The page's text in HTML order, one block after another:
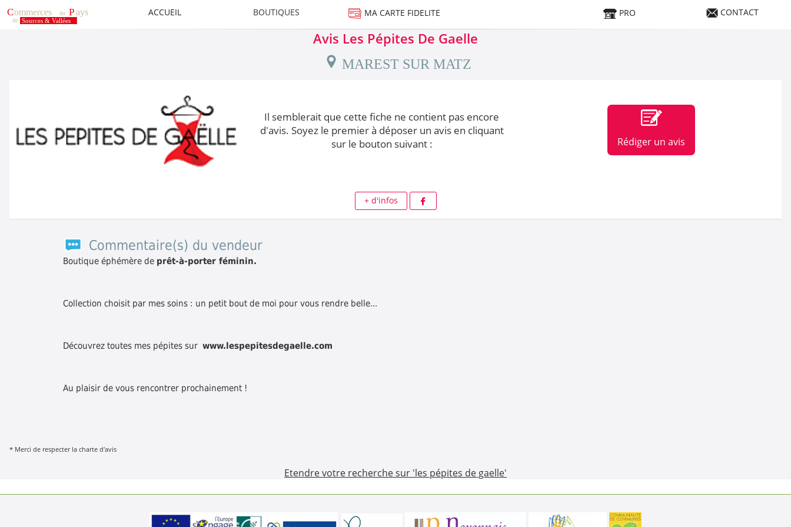
ACCUEIL BOUTIQUES MA CARTE FIDELITE PRO CONTACT
Avis Les Pépites De Gaelle
MAREST SUR MATZ
Il semblerait que cette fiche ne contient pas encore
d'avis. Soyez le premier à déposer un avis en cliquant
sur le bouton suivant :
Rédiger un avis
+ d'infos
Commentaire(s) du vendeur
Boutique éphémère de prêt-à-porter féminin.
Collection choisit par mes soins : un petit bout de moi pour vous rendre belle...
Découvrez toutes mes pépites sur www.lespepitesdegaelle.com
Au plaisir de vous rencontrer prochainement !
* Merci de respecter la charte d'avis
Etendre votre recherche sur 'les pépites de gaelle'